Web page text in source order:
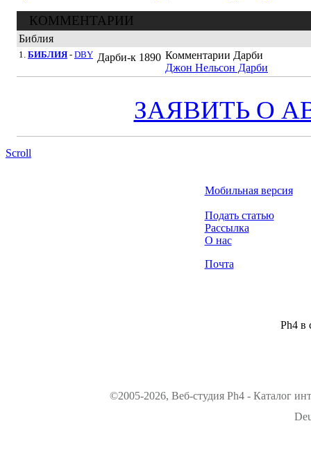
КОММЕНТАРИИ
Библия
1. БИБЛИЯ - DBY Дарби-к 1890 Комментарии Дарби
Джон Нельсон Дарби
ЗАЯВИТЬ О
Scroll
Мобильная версия
Подать статью
Рассылка
О нас
Почта
Ph4 в
©2005-2026, Веб-студия Ph4 - Каталог